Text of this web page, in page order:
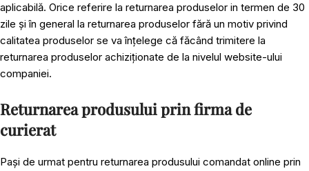
aplicabilă. Orice referire la returnarea produselor in termen de 30
zile și în general la returnarea produselor fără un motiv privind
calitatea produselor se va înțelege că făcând trimitere la
returnarea produselor achiziționate de la nivelul website-ului
companiei.
Returnarea produsului prin firma de
curierat
Pași de urmat pentru returnarea produsului comandat online prin